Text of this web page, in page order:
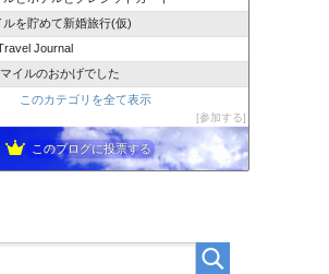
ルを貯めて新婚旅行(仮)
Journal
イルのおかげでした
このカテゴリを全て表示
参加する
このブログに投票する